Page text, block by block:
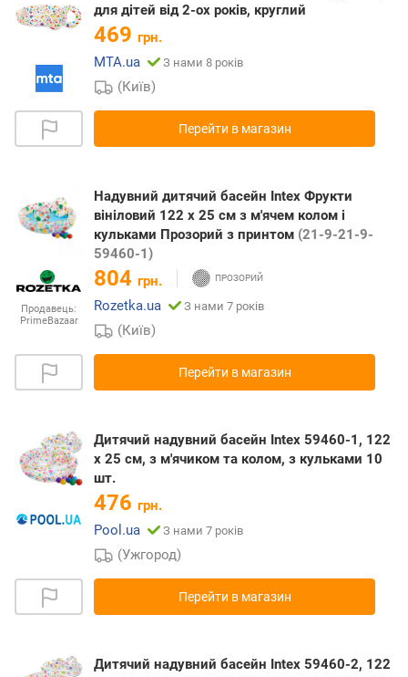
для дітей від 2-ох років, круглий
469 грн.
MTA.ua
З нами 8 років
(Київ)
Перейти в магазин
Продавець:
PrimeBazaar
Надувний дитячий басейн Intex Фрукти
вініловий 122 х 25 см з м'ячем колом і
кульками Прозорий з принтом (21-9-21-9-
59460-1)
804 грн.
Rozetka.ua
З нами 7 років
(Київ)
Перейти в магазин
Дитячий надувний басейн Intex 59460-1, 122
х 25 см, з м'ячиком та колом, з кульками 10
шт.
476 грн.
Pool.ua
З нами 7 років
(Ужгород)
Перейти в магазин
Дитячий надувний басейн Intex 59460-2, 122